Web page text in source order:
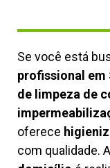
Se você está
profissional em
de limpeza de
oferece
com qualidade. A